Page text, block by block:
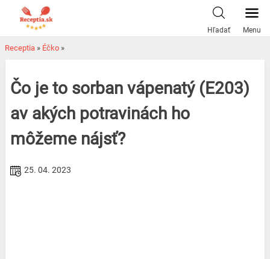
Hľadať Menu
Receptia » Éčko »
Čo je to sorban vápenatý (E203)
av akých potravinách ho
môžeme nájsť?
25. 04. 2023